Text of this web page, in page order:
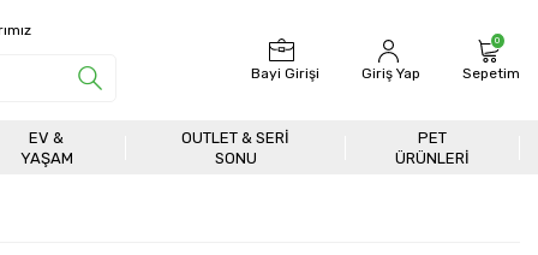
Bayi Girişi Giriş Yap
0
Sepetim
EV &
YAŞAM
OUTLET & SERI
SONU
PET
ÜRÜNLERİ